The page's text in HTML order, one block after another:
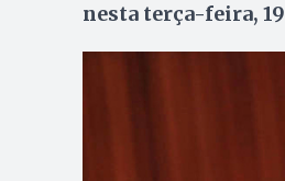
nesta terça-feira, 19